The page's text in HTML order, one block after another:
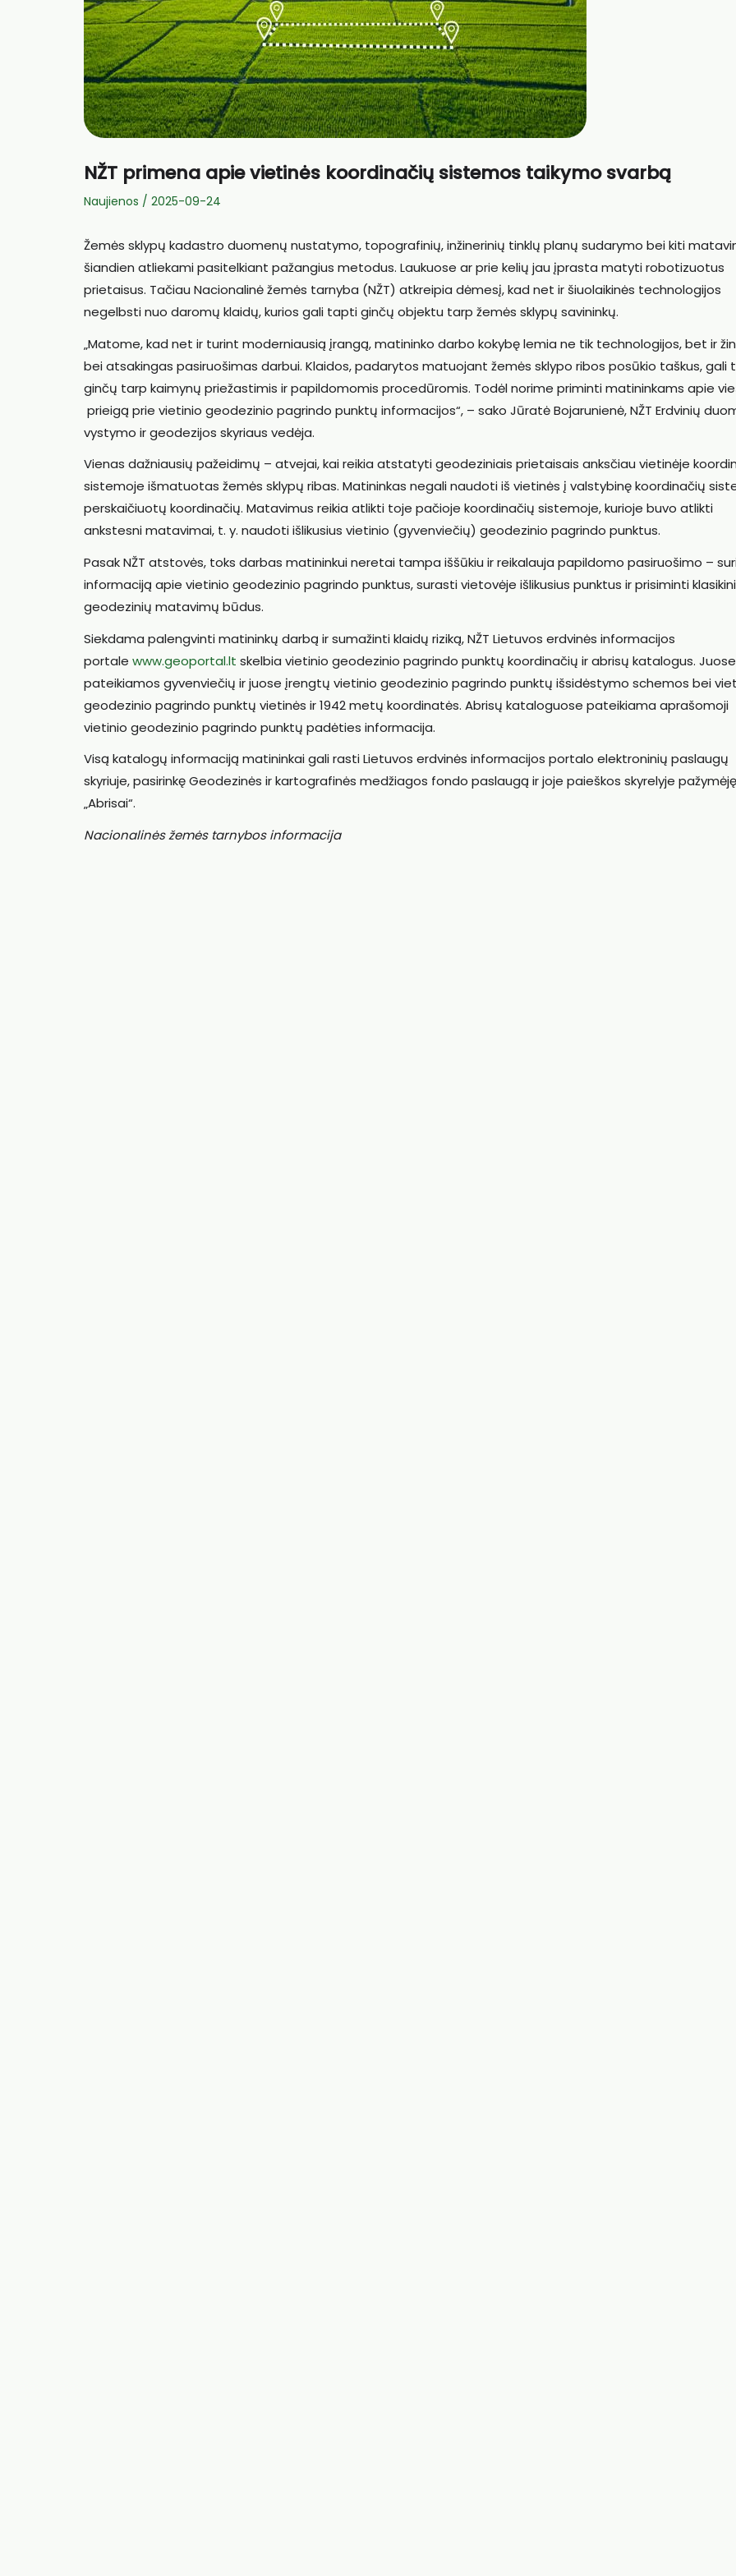
NŽT primena apie vietinės koordinačių sistemos taikymo svarbą
Naujienos / 2025-09-24
Žemės sklypų kadastro duomenų nustatymo, topografinių, inžinerinių tinklų planų sudarymo bei kiti
šiandien atliekami pasitelkiant pažangius metodus. Laukuose ar prie kelių jau įprasta matyti robotizuotus
prietaisus. Tačiau Nacionalinė žemės tarnyba (NŽT) atkreipia dėmesį, kad net ir šiuolaikinės technologijos
negelbsti nuo daromų klaidų, kurios gali tapti ginčų objektu tarp žemės sklypų savininkų.
„Matome, kad net ir turint moderniausią įrangą, matininko darbo kokybę lemia ne tik technologijos, bet ir
bei atsakingas pasiruošimas darbui. Klaidos, padarytos matuojant žemės sklypo ribos posūkio taškus, gali
ginčų tarp kaimynų priežastimis ir papildomomis procedūromis. Todėl norime priminti matininkams apie
prieigą prie vietinio geodezinio pagrindo punktų informacijos“, – sako Jūratė Bojarunienė, NŽT Erdvinių
vystymo ir geodezijos skyriaus vedėja.
Vienas dažniausių pažeidimų – atvejai, kai reikia atstatyti geodeziniais prietaisais anksčiau vietinėje
sistemoje išmatuotas žemės sklypų ribas. Matininkas negali naudoti iš vietinės į valstybinę koordinačių
perskaičiuotų koordinačių. Matavimus reikia atlikti toje pačioje koordinačių sistemoje, kurioje buvo atlikti
ankstesni matavimai, t. y. naudoti išlikusius vietinio (gyvenviečių) geodezinio pagrindo punktus.
Pasak NŽT atstovės, toks darbas matininkui neretai tampa iššūkiu ir reikalauja papildomo pasiruošimo –
informaciją apie vietinio geodezinio pagrindo punktus, surasti vietovėje išlikusius punktus ir prisiminti
geodezinių matavimų būdus.
Siekdama palengvinti matininkų darbą ir sumažinti klaidų riziką, NŽT Lietuvos erdvinės informacijos
portale www.geoportal.lt skelbia vietinio geodezinio pagrindo punktų koordinačių ir abrisų katalogus. Juose
pateikiamos gyvenviečių ir juose įrengtų vietinio geodezinio pagrindo punktų išsidėstymo schemos bei
geodezinio pagrindo punktų vietinės ir 1942 metų koordinatės. Abrisų kataloguose pateikiama aprašomoji
vietinio geodezinio pagrindo punktų padėties informacija.
Visą katalogų informaciją matininkai gali rasti Lietuvos erdvinės informacijos portalo elektroninių paslaugų
skyriuje, pasirinkę Geodezinės ir kartografinės medžiagos fondo paslaugą ir joje paieškos skyrelyje pažymėję
„Abrisai“.
Nacionalinės žemės tarnybos informacija